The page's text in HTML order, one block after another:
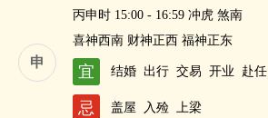
申
丙申时 15:00 - 16:59 冲虎 煞南
喜神西南 财神正西 福神正东
宜 结婚 出行 交易 开业 赴任
灶
求嗣 纳财
忌 盖屋 入殓 上梁